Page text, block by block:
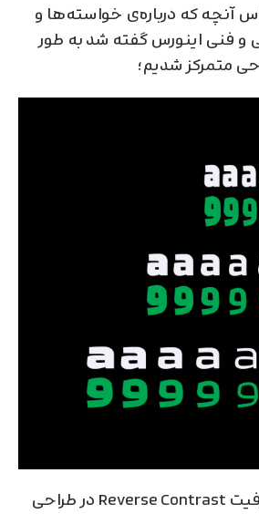
آنچه که درباره‌ی خواسته‌ها و
و فنی اینورس گفته شد به طور
متمرکز شدیم؛
در اولین گام از ظرفیت Reverse Contrast در طراحی